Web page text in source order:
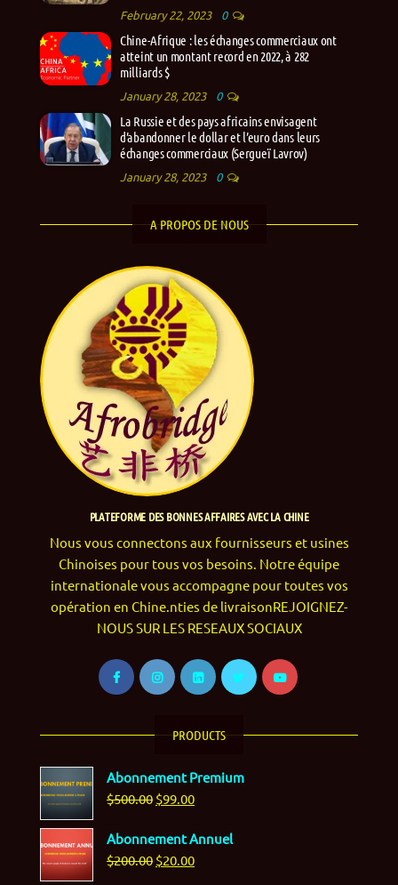
February 22, 2023 0
Chine-Afrique : les échanges commerciaux ont
atteint un montant record en 2022, à 282
milliards $
January 28, 2023 0
La Russie et des pays africains envisagent
d’abandonner le dollar et l’euro dans leurs
échanges commerciaux (Sergueï Lavrov)
January 28, 2023 0
A PROPOS DE NOUS
PLATEFORME DES BONNES AFFAIRES AVEC LA CHINE
Nous vous connectons aux fournisseurs et usines
Chinoises pour tous vos besoins. Notre équipe
internationale vous accompagne pour toutes vos
opération en Chine.nties de livraisonREJOIGNEZ-
NOUS SUR LES RESEAUX SOCIAUX
PRODUCTS
Abonnement Premium
$500.00 $99.00
Abonnement Annuel
$200.00 $20.00